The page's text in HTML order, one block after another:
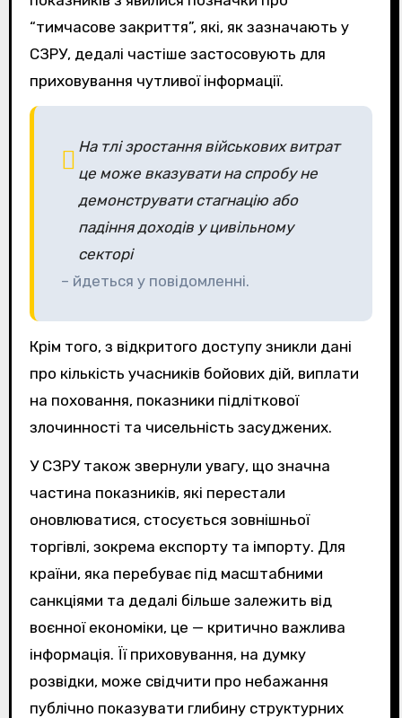
“тимчасове закриття”, які, як зазначають у
СЗРУ, дедалі частіше застосовують для
приховування чутливої інформації.
На тлі зростання військових витрат
це може вказувати на спробу не
демонструвати стагнацію або
падіння доходів у цивільному
секторі
– йдеться у повідомленні.
Крім того, з відкритого доступу зникли дані
про кількість учасників бойових дій, виплати
на поховання, показники підліткової
злочинності та чисельність засуджених.
У СЗРУ також звернули увагу, що значна
частина показників, які перестали
оновлюватися, стосується зовнішньої
торгівлі, зокрема експорту та імпорту. Для
країни, яка перебуває під масштабними
санкціями та дедалі більше залежить від
воєнної економіки, це — критично важлива
інформація. Її приховування, на думку
розвідки, може свідчити про небажання
публічно показувати глибину структурних